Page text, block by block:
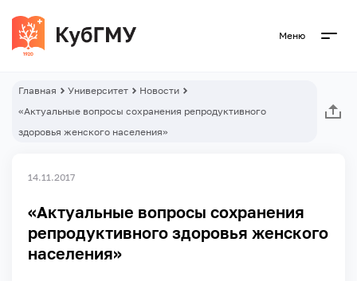
Меню
Главная Университет
Новости
«Актуальные вопросы сохранения репродуктивного
здоровья женского населения»
14.11.2017
«Актуальные вопросы сохранения
репродуктивного здоровья женского
населения»